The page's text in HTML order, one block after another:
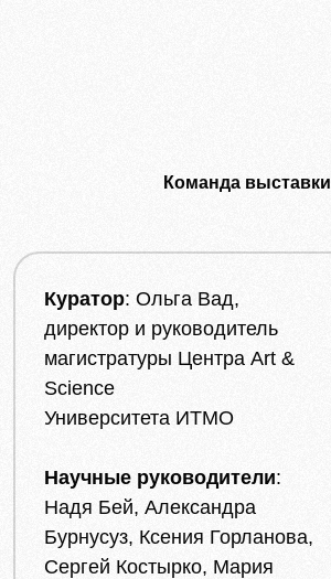
Команда выставки
Куратор: Ольга Вад,
директор и руководитель
магистратуры Центра Art &
Science
Университета ИТМО
Научные руководители:
Надя Бей, Александра
Бурнусуз, Ксения Горланова,
Сергей Костырко, Мария